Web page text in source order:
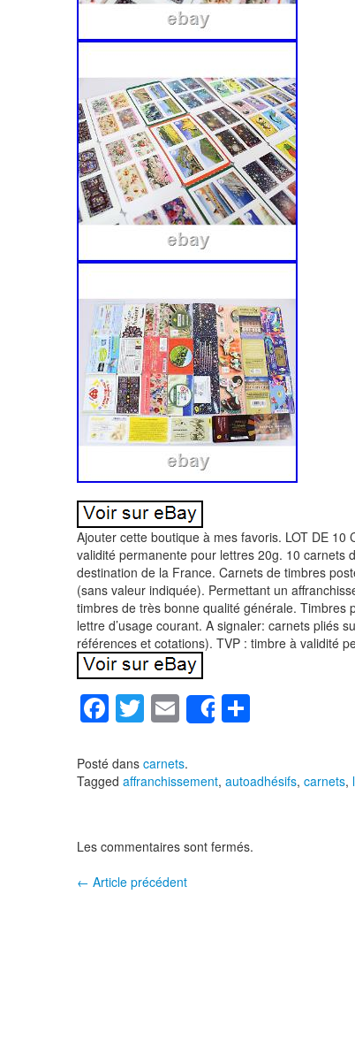
Ajouter cette boutique à mes favoris. LOT DE 10
validité permanente pour lettres 20g. 10 carnets
destination de la France. Carnets de timbres
(sans valeur indiquée). Permettant un
timbres de très bonne qualité générale.
lettre d’usage courant. A signaler: carnets pliés
références et cotations). TVP : timbre à validité
F
c
e
o
o
T
tt
er
E
m
ail
Share
ta
g
Posté dans carnets.
Tagged affranchissement, autoadhésifs, carnets,
Les commentaires sont fermés.
Navigation entre les articles
← Article précédent